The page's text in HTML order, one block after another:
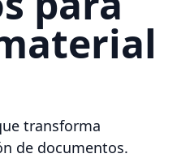
transforma
de documentos.